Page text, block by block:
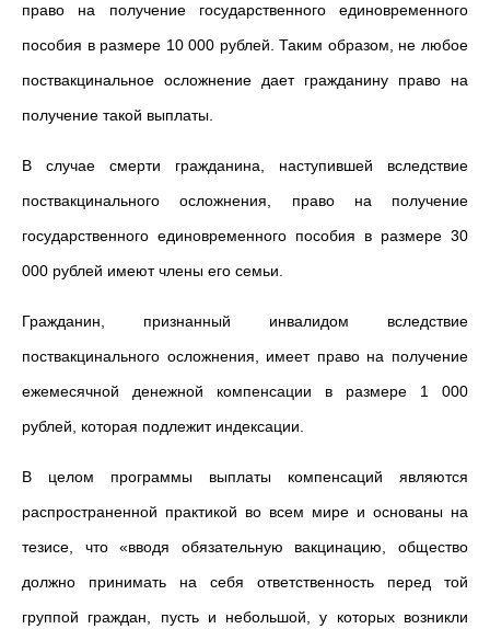
право на получение государственного единовременного
пособия в размере 10 000 рублей. Таким образом, не любое
поствакцинальное осложнение дает гражданину право на
получение такой выплаты.
В случае смерти гражданина, наступившей вследствие
поствакцинального осложнения, право на получение
государственного единовременного пособия в размере 30
000 рублей имеют члены его семьи.
Гражданин, признанный инвалидом вследствие
поствакцинального осложнения, имеет право на получение
ежемесячной денежной компенсации в размере 1 000
рублей, которая подлежит индексации.
В целом программы выплаты компенсаций являются
распространенной практикой во всем мире и основаны на
тезисе, что «вводя обязательную вакцинацию, общество
должно принимать на себя ответственность перед той
группой граждан, пусть и небольшой, у которых возникли